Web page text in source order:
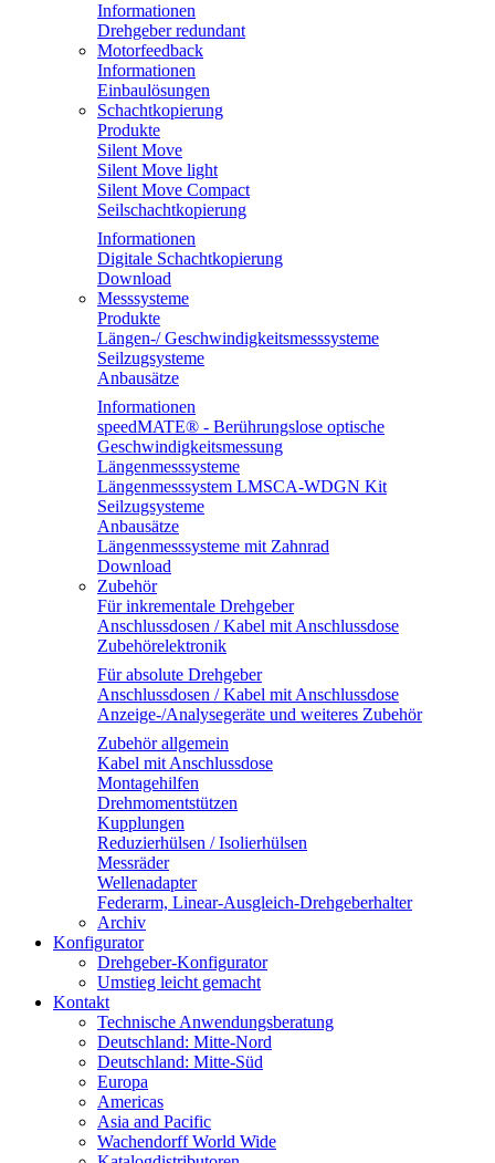
Informationen
Drehgeber redundant
Motorfeedback
Informationen
Einbaulösungen
Schachtkopierung
Produkte
Silent Move
Silent Move light
Silent Move Compact
Seilschachtkopierung
Informationen
Digitale Schachtkopierung
Download
Messsysteme
Produkte
Längen-/ Geschwindigkeitsmesssysteme
Seilzugsysteme
Anbausätze
Informationen
speedMATE® - Berührungslose optische
Geschwindigkeitsmessung
Längenmesssysteme
Längenmesssystem LMSCA-WDGN Kit
Seilzugsysteme
Anbausätze
Längenmesssysteme mit Zahnrad
Download
Zubehör
Für inkrementale Drehgeber
Anschlussdosen / Kabel mit Anschlussdose
Zubehörelektronik
Für absolute Drehgeber
Anschlussdosen / Kabel mit Anschlussdose
Anzeige-/Analysegeräte und weiteres Zubehör
Zubehör allgemein
Kabel mit Anschlussdose
Montagehilfen
Drehmomentstützen
Kupplungen
Reduzierhülsen / Isolierhülsen
Messräder
Wellenadapter
Federarm, Linear-Ausgleich-Drehgeberhalter
Archiv
Konfigurator
Drehgeber-Konfigurator
Umstieg leicht gemacht
Kontakt
Technische Anwendungsberatung
Deutschland: Mitte-Nord
Deutschland: Mitte-Süd
Europa
Americas
Asia and Pacific
Wachendorff World Wide